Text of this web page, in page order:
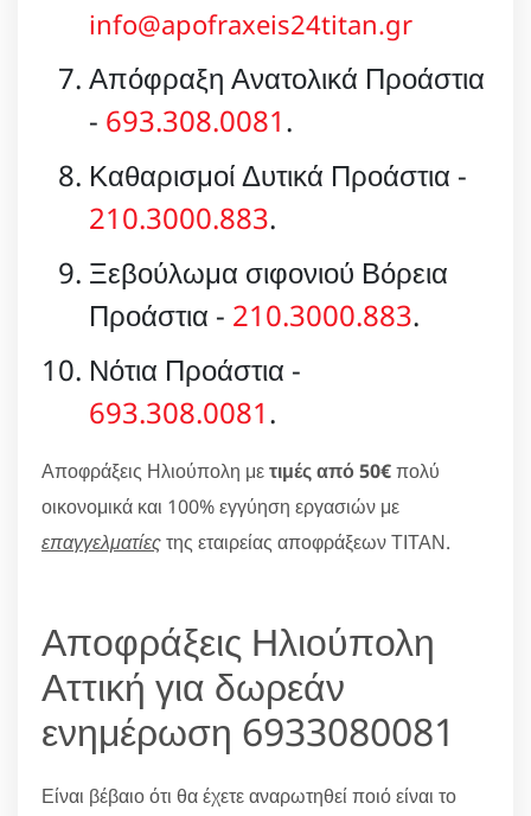
info@apofraxeis24titan.gr
Απόφραξη Ανατολικά Προάστια
- 693.308.0081.
Καθαρισμοί Δυτικά Προάστια -
210.3000.883.
Ξεβούλωμα σιφονιού Βόρεια
Προάστια - 210.3000.883.
Νότια Προάστια -
693.308.0081.
Αποφράξεις Ηλιούπολη μετιμές από 50€πολύ
οικονομικά και 100% εγγύηση εργασιών με
επαγγελματίεςτης εταιρείας αποφράξεων ΤΙΤΑΝ.
Αποφράξεις Ηλιούπολη
Αττική για δωρεάν
ενημέρωση 6933080081
Είναι βέβαιο ότι θα έχετε αναρωτηθεί ποιό είναι το